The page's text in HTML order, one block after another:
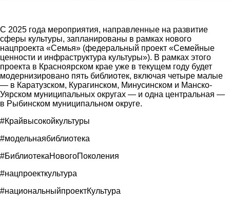
С 2025 года мероприятия, направленные на развитие
сферы культуры, запланированы в рамках нового
нацпроекта «Семья» (федеральный проект «Семейные
ценности и инфраструктура культуры»). В рамках этого
проекта в Красноярском крае уже в текущем году будет
модернизировано пять библиотек, включая четыре малые
— в Каратузском, Курагинском, Минусинском и Манско-
Уярском муниципальных округах — и одна центральная —
в Рыбинском муниципальном округе.
#Крайвысокойкультуры
#модельнаябиблиотека
#БиблиотекаНовогоПоколения
#нацпроекткультура
#национальныйпроектКультура